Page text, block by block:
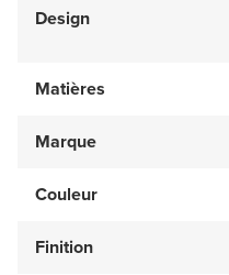
Design
Matières
Marque
Couleur
Finition